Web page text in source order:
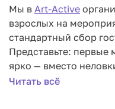
Мы в Art-Active
взрослых на
стандартный сбор
Представьте: первые
ярко — вместо
начинается
Читать всё